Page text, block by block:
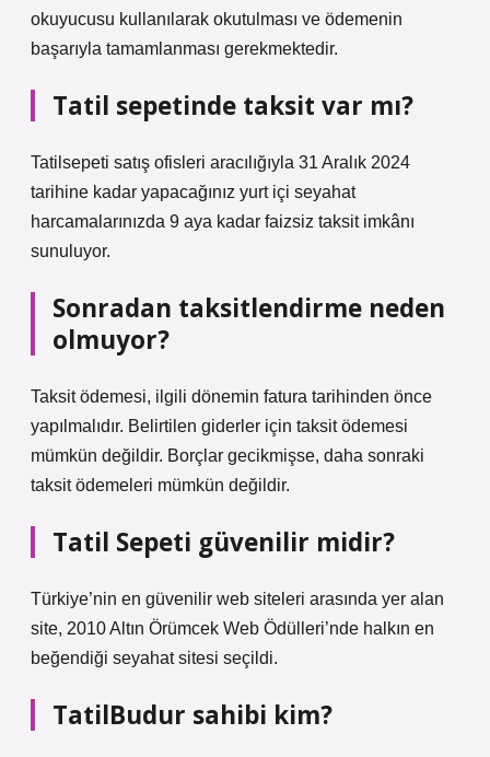
okuyucusu kullanılarak okutulması ve ödemenin
başarıyla tamamlanması gerekmektedir.
Tatil sepetinde taksit var mı?
Tatilsepeti satış ofisleri aracılığıyla 31 Aralık 2024
tarihine kadar yapacağınız yurt içi seyahat
harcamalarınızda 9 aya kadar faizsiz taksit imkânı
sunuluyor.
Sonradan taksitlendirme neden
olmuyor?
Taksit ödemesi, ilgili dönemin fatura tarihinden önce
yapılmalıdır. Belirtilen giderler için taksit ödemesi
mümkün değildir. Borçlar gecikmişse, daha sonraki
taksit ödemeleri mümkün değildir.
Tatil Sepeti güvenilir midir?
Türkiye’nin en güvenilir web siteleri arasında yer alan
site, 2010 Altın Örümcek Web Ödülleri’nde halkın en
beğendiği seyahat sitesi seçildi.
TatilBudur sahibi kim?